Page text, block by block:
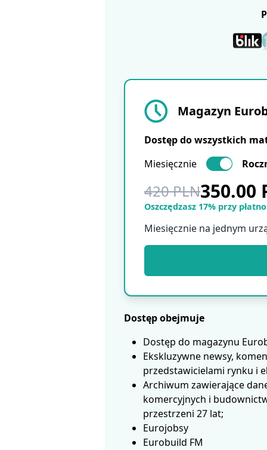
Magazyn
Dostęp do wszystkich
Miesięcznie
420 PLN350.00
Oszczędzasz 17% przy
Miesięcznie na jednym
Dostęp obejmuje
Dostęp do magazynu
Ekskluzywne newsy,
przedstawicielami rynku i
Archiwum zawierające
komercyjnych i
przestrzeni 27 lat;
Eurojobsy
Eurobuild FM